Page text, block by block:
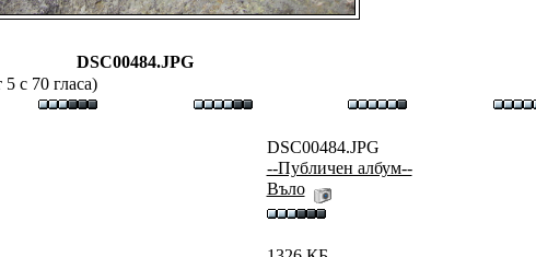
DSC00484.JPG
с 70 гласа)
DSC00484.JPG
--Публичен албум--
Въло